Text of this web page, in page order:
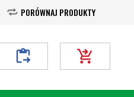
PORÓWNAJ PRODUKTY
Mój koszyk
Moje Zapytanie